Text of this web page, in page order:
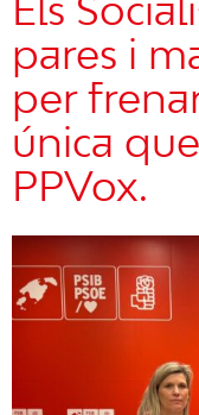
Els
pares i
per
única
PPVox.